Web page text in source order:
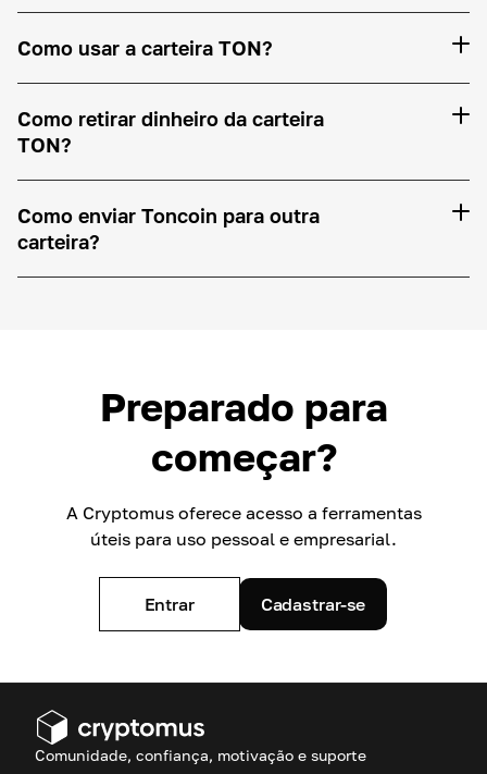
Como usar a carteira TON?
Como retirar dinheiro da carteira
TON?
Como enviar Toncoin para outra
carteira?
Preparado para
começar?
A Cryptomus oferece acesso a ferramentas
úteis para uso pessoal e empresarial.
Entrar Cadastrar-se
Comunidade, confiança, motivação e suporte